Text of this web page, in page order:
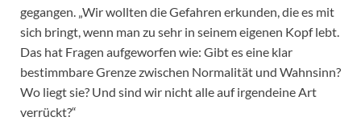
gegangen. „Wir wollten die Gefahren erkunden, die es mit
sich bringt, wenn man zu sehr in seinem eigenen Kopf lebt.
Das hat Fragen aufgeworfen wie: Gibt es eine klar
bestimmbare Grenze zwischen Normalität und Wahnsinn?
Wo liegt sie? Und sind wir nicht alle auf irgendeine Art
verrückt?“